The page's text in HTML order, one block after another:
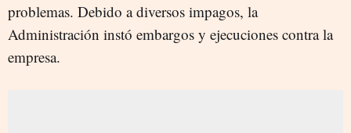
problemas. Debido a diversos impagos, la
Administración instó embargos y ejecuciones contra la
empresa.